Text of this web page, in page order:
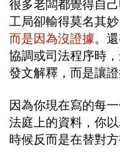
很多老闆都覺得自
工局卻輸得莫名其妙
而是因為沒證據。
協調或司法程序時
發文解釋，而是讓證
因為你現在寫的每
法庭上的資料，你
時候反而是在替對方